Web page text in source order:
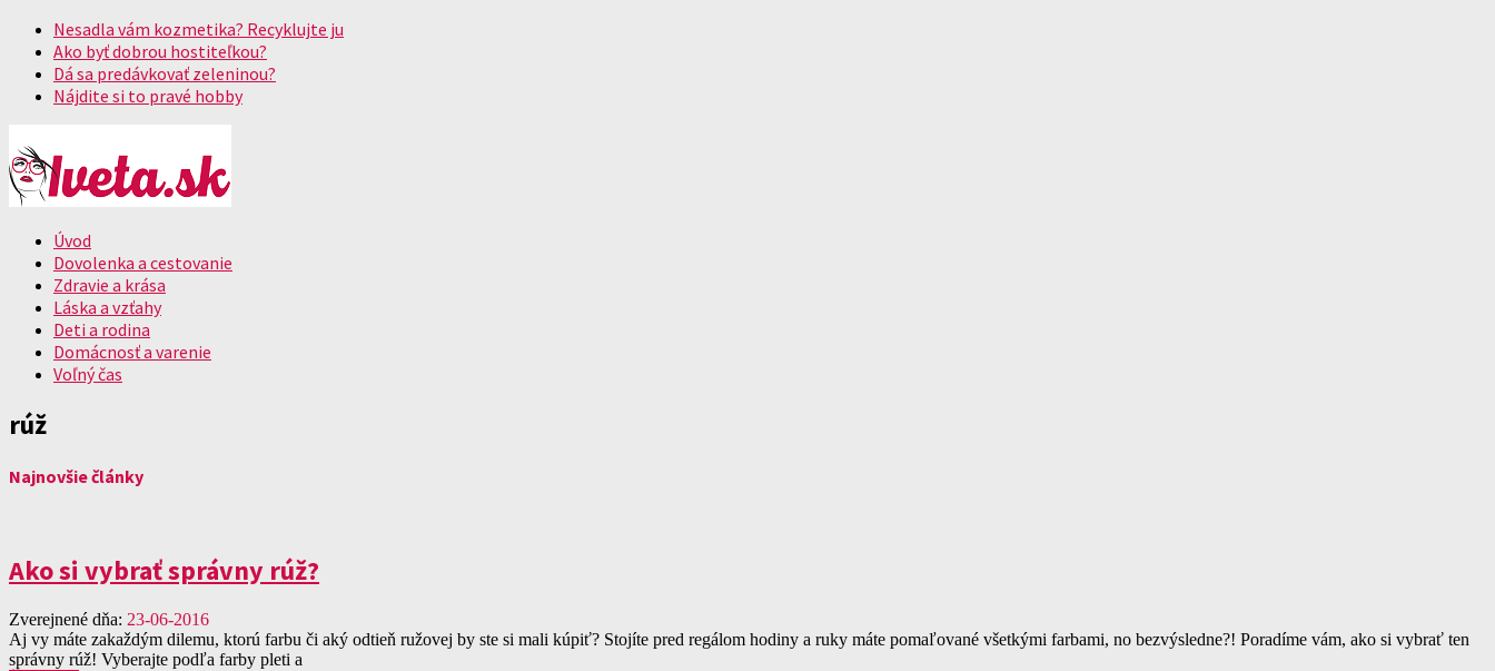
Nesadla vám kozmetika? Recyklujte ju
Ako byť dobrou hostiteľkou?
Dá sa predávkovať zeleninou?
Nájdite si to pravé hobby
Úvod
Dovolenka a cestovanie
Zdravie a krása
Láska a vzťahy
Deti a rodina
Domácnosť a varenie
Voľný čas
rúž
Najnovšie články
Ako si vybrať správny rúž?
Zverejnené dňa: 23-06-2016
Aj vy máte zakaždým dilemu, ktorú farbu či aký odtieň ružovej by ste si mali kúpiť? Stojíte pred regálom hodiny a ruky máte pomaľované všetkými farbami, no bezvýsledne?! Poradíme vám, ako si vybrať ten
správny rúž! Vyberajte podľa farby pleti a